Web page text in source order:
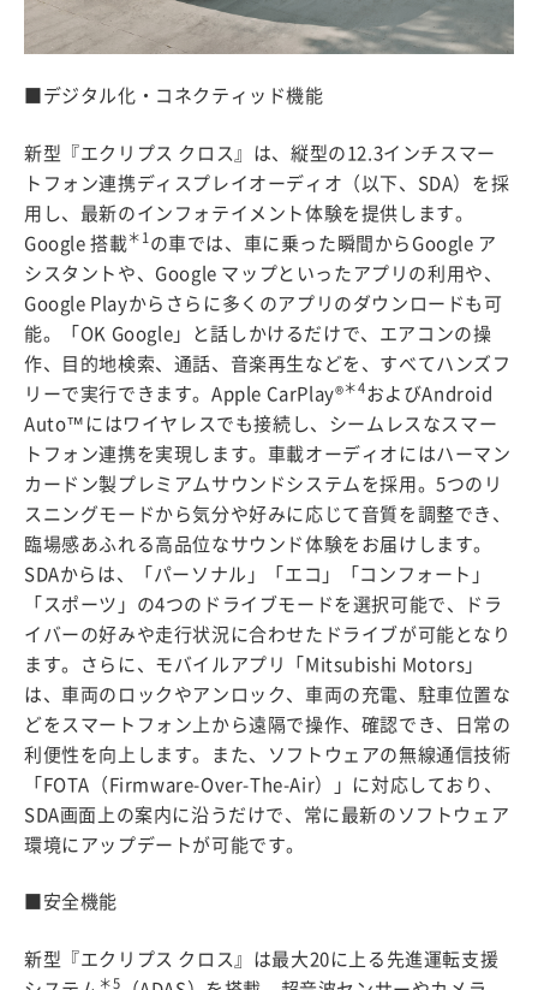
■デジタル化・コネクティッド機能
新型『エクリプス クロス』は、縦型の12.3インチスマー
トフォン連携ディスプレイオーディオ（以下、SDA）を採
用し、最新のインフォテイメント体験を提供します。
Google 搭載＊1 の車では、車に乗った瞬間からGoogle ア
シスタントや、Google マップといったアプリの利用や、
Google Playからさらに多くのアプリのダウンロードも可
能。「OK Google」と話しかけるだけで、エアコンの操
作、目的地検索、通話、音楽再生などを、すべてハンズフ
リーで実行できます。Apple CarPlay®＊4およびAndroid
Auto™にはワイヤレスでも接続し、シームレスなスマー
トフォン連携を実現します。車載オーディオにはハーマン
カードン製プレミアムサウンドシステムを採用。5つのリ
スニングモードから気分や好みに応じて音質を調整でき、
臨場感あふれる高品位なサウンド体験をお届けします。
SDAからは、「パーソナル」「エコ」「コンフォート」
「スポーツ」の4つのドライブモードを選択可能で、ドラ
イバーの好みや走行状況に合わせたドライブが可能となり
ます。さらに、モバイルアプリ「Mitsubishi Motors」
は、車両のロックやアンロック、車両の充電、駐車位置な
どをスマートフォン上から遠隔で操作、確認でき、日常の
利便性を向上します。また、ソフトウェアの無線通信技術
「FOTA（Firmware-Over-The-Air）」に対応しており、
SDA画面上の案内に沿うだけで、常に最新のソフトウェア
環境にアップデートが可能です。
■安全機能
新型『エクリプス クロス』は最大20に上る先進運転支援
＊5